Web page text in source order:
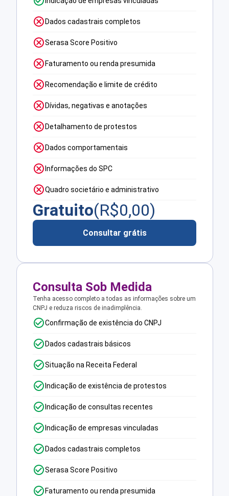
Dados cadastrais completos
Serasa Score Positivo
Faturamento ou renda presumida
Recomendação e limite de crédito
Dívidas, negativas e anotações
Detalhamento de protestos
Dados comportamentais
Informações do SPC
Quadro societário e administrativo
Gratuito(R$0,00)
Consultar grátis
Consulta Sob Medida
Tenha acesso completo a todas as informações sobre um
CNPJ e reduza riscos de inadimplência.
Confirmação de existência do CNPJ
Dados cadastrais básicos
Situação na Receita Federal
Indicação de existência de protestos
Indicação de consultas recentes
Indicação de empresas vinculadas
Dados cadastrais completos
Serasa Score Positivo
Faturamento ou renda presumida